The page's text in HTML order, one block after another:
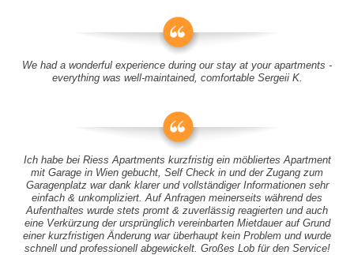
We had a wonderful experience during our stay at your apartments -
everything was well-maintained, comfortable Sergeii K.
Ich habe bei Riess Apartments kurzfristig ein möbliertes Apartment
mit Garage in Wien gebucht, Self Check in und der Zugang zum
Garagenplatz war dank klarer und vollständiger Informationen sehr
einfach & unkompliziert. Auf Anfragen meinerseits während des
Aufenthaltes wurde stets promt & zuverlässig reagierten und auch
eine Verkürzung der ursprünglich vereinbarten Mietdauer auf Grund
einer kurzfristigen Änderung war überhaupt kein Problem und wurde
schnell und professionell abgewickelt. Großes Lob für den Service!